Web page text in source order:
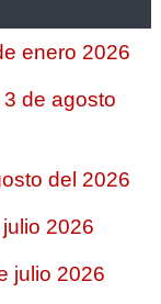
enero 2026
de agosto
del 2026
2026
julio 2026